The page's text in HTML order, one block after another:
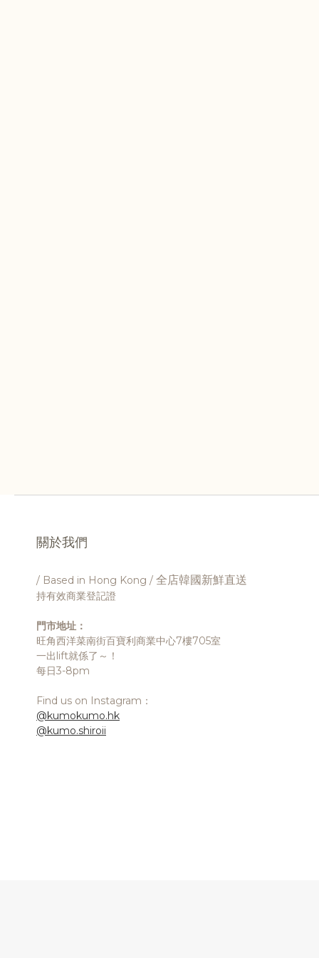
關於我們
/ Based in Hong Kong / 全店韓國新鮮直送
持有效商業登記證
門市地址：
旺角西洋菜南街百寶利商業中心7樓705室
一出lift就係了～！
每日3-8pm
Find us on Instagram：
@kumokumo.hk
@kumo.shiroii